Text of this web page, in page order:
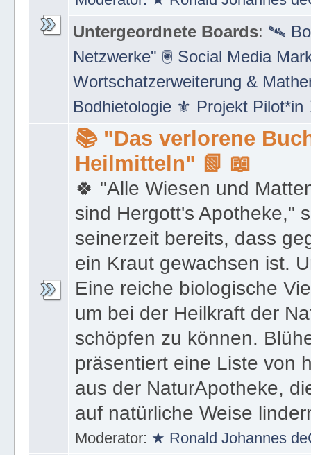
Untergeordnete Boards: 🛰
Netzwerke" 🖲 Social Media
Wortschatzerweiterung &
Bodhietologie ⚜ Projekt
📚 "Das verlorene
Heilmitteln" 📗 📖
🍀 "Alle Wiesen und
sind Hergott's Apotheke,"
seinerzeit bereits, dass
ein Kraut gewachsen ist.
Eine reiche biologische
um bei der Heilkraft der
schöpfen zu können.
präsentiert eine Liste von
aus der NaturApotheke,
auf natürliche Weise
Moderator: ★ Ronald Johannes